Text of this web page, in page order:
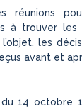
pour
à trouver les
les
avant et
14 octobre